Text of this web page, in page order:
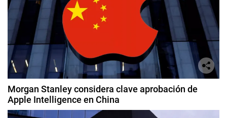
Morgan Stanley considera clave aprobación de
Apple Intelligence en China